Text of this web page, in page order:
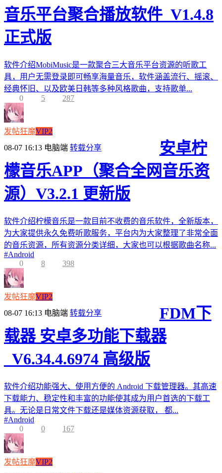
音乐平台聚合播放软件_V1.4.8
正式版
软件介绍MobiMusic是一款聚合三大音乐平台资源的听歌工
具，用户无需登录即可畅享海量音乐，软件涵盖流行、摇滚、
经典怀旧、以及欧美日韩等多种风格歌曲，支持歌单...
0
5 287
发帖狂魔VIP2
08-07 16:13 电脑端 转载分享
安卓柠
檬音乐APP（聚合全网音乐资
源）V3.2.1 更新版
软件介绍柠檬音乐是一款目前不收费的音乐软件，全新版本，
为大家提供永久免费听歌服务，平台内为大家整理了非常全面
的音乐资源，所有资源分类详细，大家也可以根据歌曲名称...
#Android
0
8 398
发帖狂魔VIP2
08-07 16:13 电脑端 转载分享
FDM下
载器 安卓多功能下载器
_V6.34.4.6974 高级版
软件介绍功能强大、使用方便的 Android 下载管理器。其高速
下载能力、稳定性和丰富的功能使其成为用户首选的下载工
具。无论是日常文件下载还是媒体资源获取， 都...
#Android
0
0 167
发帖狂魔VIP2